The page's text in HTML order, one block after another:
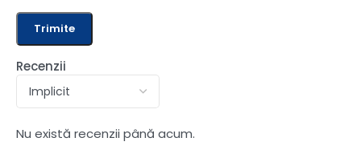
Recenzii
Nu există recenzii până acum.